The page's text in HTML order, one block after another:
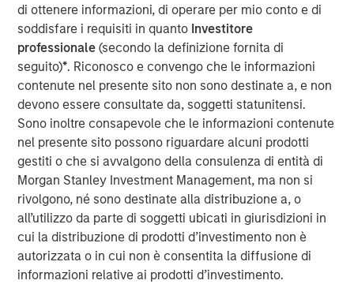
di ottenere informazioni, di operare per mio conto e di
soddisfare i requisiti in quanto Investitore
professionale(secondo la definizione fornita di
seguito)*. Riconosco e convengo che le informazioni
contenute nel presente sito non sono destinate a, e non
devono essere consultate da, soggetti statunitensi.
Sono inoltre consapevole che le informazioni contenute
nel presente sito possono riguardare alcuni prodotti
gestiti o che si avvalgono della consulenza di entità di
Morgan Stanley Investment Management, ma non si
rivolgono, né sono destinate alla distribuzione a, o
all’utilizzo da parte di soggetti ubicati in giurisdizioni in
cui la distribuzione di prodotti d’investimento non è
autorizzata o in cui non è consentita la diffusione di
informazioni relative ai prodotti d’investimento.
reduce their administrative burden, ensure compliance
with employer regulations, and gain access to affordable
employee benefits. The company integrates payroll and
tax processing, employee benefit plan administration, risk
management, government compliance and other human
resources services into a single vendor solution that is
extremely efficient and effective. Headquartered in
Tampa, Florida, CoAdvantage services clients in all 50
states through multiple locations nationwide, including
Florida, Texas, Colorado, New Jersey, and New York.
Aaron Sack, Managing Director of MSPE, said,
“CoAdvantage is a premier PEO in North America led by
an impressive and deep management team. PEOs are
becoming increasingly vital to small and mid-sized